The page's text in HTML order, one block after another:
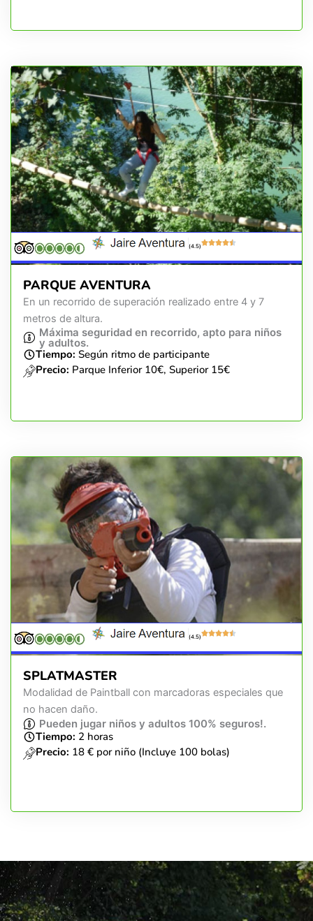
(4.5)
PARQUE AVENTURA
En un recorrido de superación realizado entre 4 y 7
metros de altura.
Máxima seguridad en recorrido, apto para niños
y adultos.
Tiempo: Según ritmo de participante
Precio: Parque Inferior 10€, Superior 15€
(4.5)
SPLATMASTER
Modalidad de Paintball con marcadoras especiales que
no hacen daño.
Pueden jugar niños y adultos 100% seguros!.
Tiempo: 2 horas
Precio: 18 € por niño (Incluye 100 bolas)